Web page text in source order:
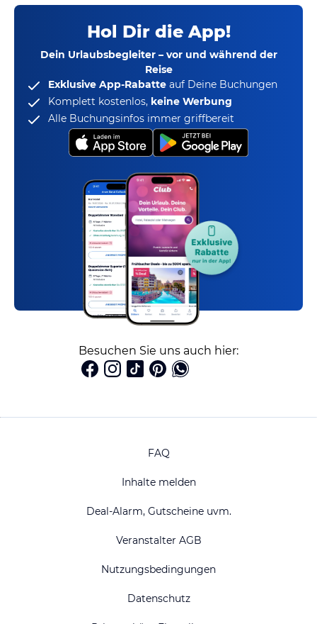
Hol Dir die App!
Dein Urlaubsbegleiter – vor und während der
Reise
Exklusive App-Rabatte auf Deine Buchungen
Komplett kostenlos, keine Werbung
Alle Buchungsinfos immer griffbereit
Besuchen Sie uns auch hier:
FAQ
Inhalte melden
Deal-Alarm, Gutscheine uvm.
Veranstalter AGB
Nutzungsbedingungen
Datenschutz